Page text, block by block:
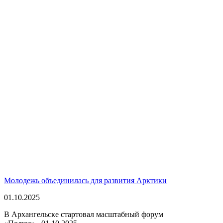
Молодежь объединилась для развития Арктики
01.10.2025
В Архангельске стартовал масштабный форум